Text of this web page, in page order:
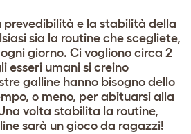
prevedibilità e la stabilità della
sia la routine che scegliete,
giorno. Ci vogliono circa 2
esseri umani si creino
galline hanno bisogno dello
o meno, per abituarsi alla
volta stabilita la routine,
sarà un gioco da ragazzi!